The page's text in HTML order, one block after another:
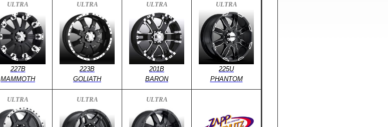
ULTRA
227B
MAMMOTH
ULTRA
223B
GOLIATH
ULTRA
201B
BARON
ULTRA
225U
PHANTOM
ULTRA ULTRA ULTRA